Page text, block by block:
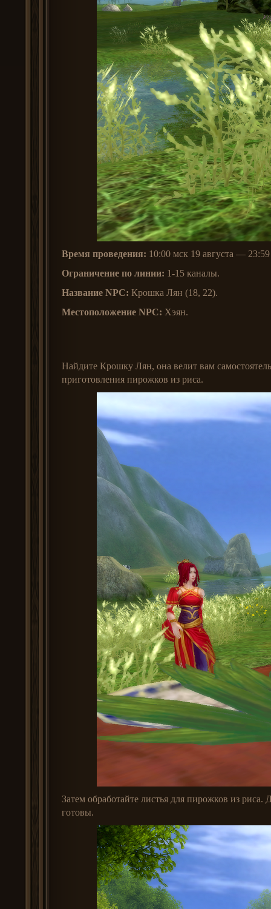
Время проведения: 10:00 мск 19 августа — 23:59
Ограничение по линии: 1-15 каналы.
Название NPC: Крошка Лян (18, 22).
Местоположение NPC: Хэян.
Найдите Крошку Лян, она велит вам
приготовления пирожков из риса.
Затем обработайте листья для пирожков из
готовы.